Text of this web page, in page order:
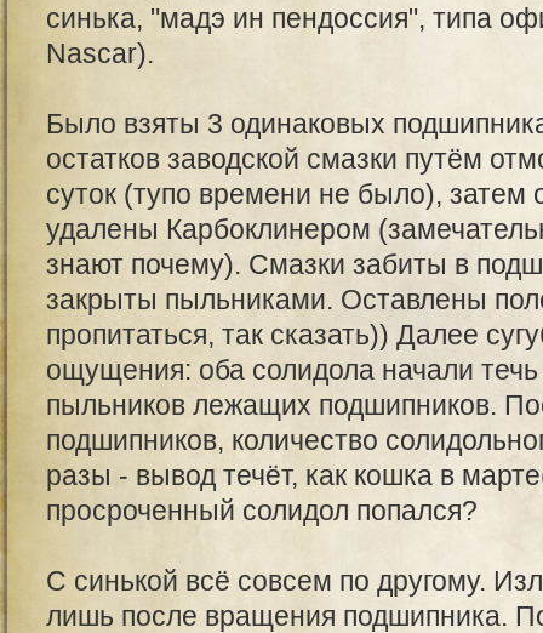
синька, "мадэ ин пендоссия", типа
Nascar).
Было взяты 3 одинаковых
остатков заводской смазки путём
суток (тупо времени не было), затем
удалены Карбоклинером
знают почему). Смазки забиты в
закрыты пыльниками. Оставлены
пропитаться, так сказать)) Далее
ощущения: оба солидола начали
пыльников лежащих подшипников.
подшипников, количество
разы - вывод течёт, как кошка в
просроченный солидол попался?
С синькой всё совсем по другому.
лишь после вращения подшипника.